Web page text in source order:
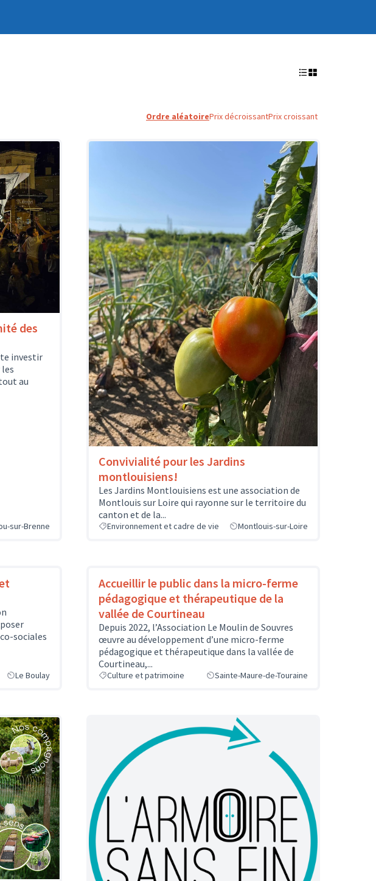
Ordre aléatoirePrix décroissantPrix croissant
des
investir
au
sur-Brenne
Convivialité pour les Jardins
montlouisiens!
Les Jardins Montlouisiens est une association de
Montlouis sur Loire qui rayonne sur le territoire du
canton et de la...
Environnement et cadre de vie Montlouis-sur-Loire
sociales
Le Boulay
Accueillir le public dans la micro-ferme
pédagogique et thérapeutique de la
vallée de Courtineau
Depuis 2022, l’Association Le Moulin de Souvres
œuvre au développement d’une micro-ferme
pédagogique et thérapeutique dans la vallée de
Courtineau,...
Culture et patrimoine Sainte-Maure-de-Touraine